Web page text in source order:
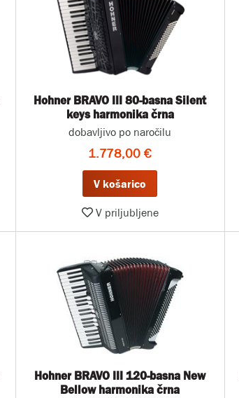
Hohner BRAVO III 80-basna Silent
keys harmonika črna
dobavljivo po naročilu
1.778,00 €
V košarico
V priljubljene
Hohner BRAVO III 120-basna New
Bellow harmonika črna